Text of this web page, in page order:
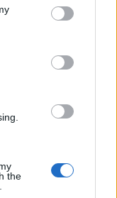
the
finales
notre
avant